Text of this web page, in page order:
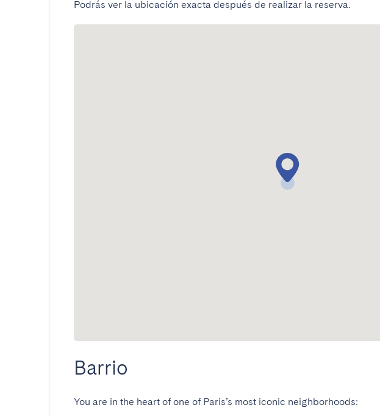
Podrás ver la ubicación exacta después de realizar la reserva.
Barrio
You are in the heart of one of Paris’s most iconic neighborhoods: